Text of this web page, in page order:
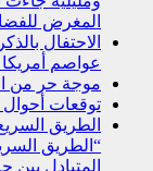
المغرض
الاحتفال
عواصم
موجة حر من
توقعات أحوال
الطريق
“الطريق
المتبادل بين